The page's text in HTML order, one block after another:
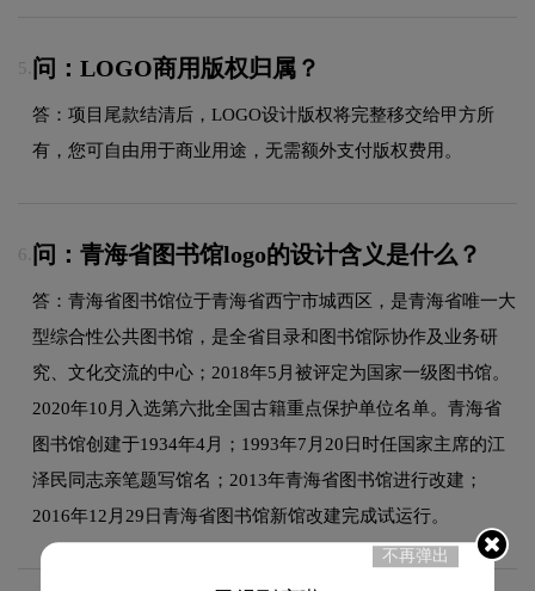
5. 问：LOGO商用版权归属？
答：项目尾款结清后，LOGO设计版权将完整移交给甲方所
有，您可自由用于商业用途，无需额外支付版权费用。
6. 问：青海省图书馆logo的设计含义是什么？
答：青海省图书馆位于青海省西宁市城西区，是青海省唯一大
型综合性公共图书馆，是全省目录和图书馆际协作及业务研
究、文化交流的中心；2018年5月被评定为国家一级图书馆。
2020年10月入选第六批全国古籍重点保护单位名单。青海省
图书馆创建于1934年4月；1993年7月20日时任国家主席的江
泽民同志亲笔题写馆名；2013年青海省图书馆进行改建；
2016年12月29日青海省图书馆新馆改建完成试运行。
不再弹出